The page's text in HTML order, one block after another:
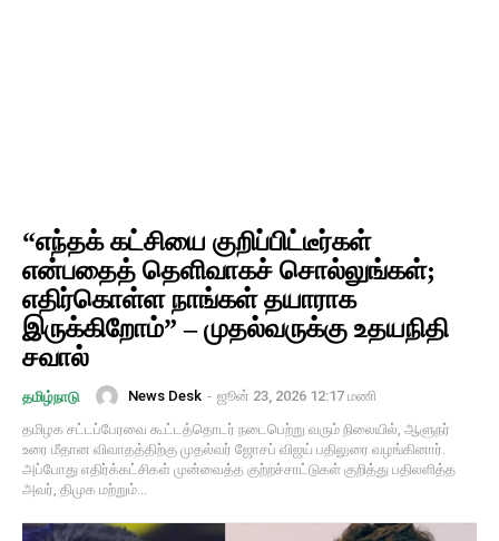
“எந்தக் கட்சியை குறிப்பிட்டீர்கள்
என்பதைத் தெளிவாகச் சொல்லுங்கள்;
எதிர்கொள்ள நாங்கள் தயாராக
இருக்கிறோம்” – முதல்வருக்கு உதயநிதி
சவால்
தமிழ்நாடு News Desk - ஜூன் 23, 2026 12:17 மணி
தமிழக சட்டப்பேரவை கூட்டத்தொடர் நடைபெற்று வரும் நிலையில், ஆளுநர்
உரை மீதான விவாதத்திற்கு முதல்வர் ஜோசப் விஜய் பதிலுரை வழங்கினார்.
அப்போது எதிர்க்கட்சிகள் முன்வைத்த குற்றச்சாட்டுகள் குறித்து பதிலளித்த
அவர், திமுக மற்றும்...